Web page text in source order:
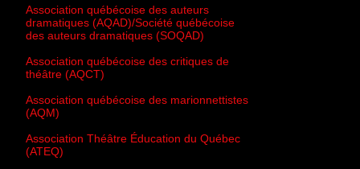
Association québécoise des auteurs
dramatiques (AQAD)/Société québécoise
des auteurs dramatiques (SOQAD)
Association québécoise des critiques de
théâtre (AQCT)
Association québécoise des marionnettistes
(AQM)
Association Théâtre Éducation du Québec
(ATEQ)